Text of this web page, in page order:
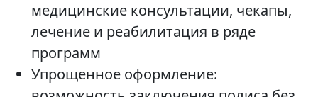
медицинские консультации, чекапы,
лечение и реабилитация в ряде
программ
Упрощенное оформление: